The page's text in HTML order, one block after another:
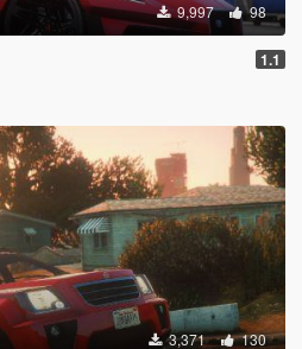
9,997 98
1.1
3,371 130